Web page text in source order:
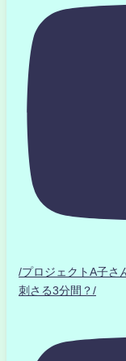
/プロジェクトA子
刺さる3分間？/